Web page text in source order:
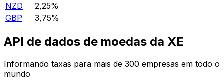
NZD
2,25%
GBP
3,75%
API de dados de moedas da XE
Informando taxas para mais de 300 empresas em todo o
mundo